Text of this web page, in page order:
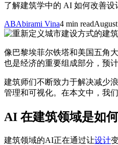
了解建筑学中的 AI 如何改善设
ABAbirami Vina4 min read
像巴黎埃菲尔铁塔和美国五角
也是经济的重要组成部分，预
建筑师们不断致力于解决减少
管理和可视化。在本文中，我
AI 在建筑领域是如
建筑领域的AI正在通过让设计